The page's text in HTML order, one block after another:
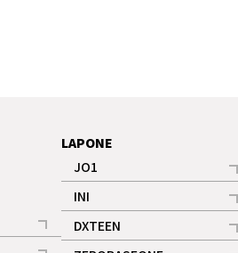
LAPONE
JO1
記事
ギャラリー
INI
記事
ギャラリー
DXTEEN
記事